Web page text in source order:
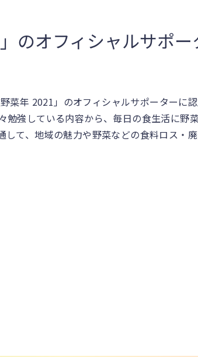
のオフィシャルサポ
菜年 2021」のオフィシャルサポーターに認
勉強している内容から、毎日の食生活に野
て、地域の魅力や野菜などの食料ロス・